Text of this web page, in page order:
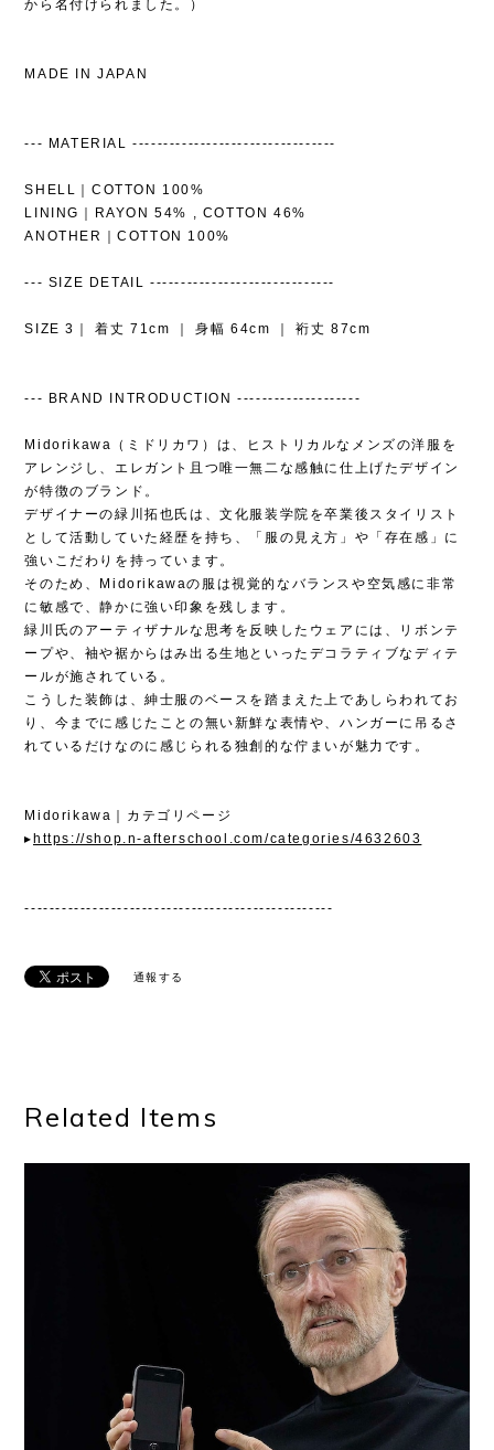
から名付けられました。）
MADE IN JAPAN
--- MATERIAL ---------------------------------
SHELL｜COTTON 100%
LINING｜RAYON 54% , COTTON 46%
ANOTHER｜COTTON 100%
--- SIZE DETAIL ------------------------------
SIZE 3｜ 着丈 71cm ｜ 身幅 64cm ｜ 裄丈 87cm
--- BRAND INTRODUCTION --------------------
Midorikawa（ミドリカワ）は、ヒストリカルなメンズの洋服を
アレンジし、エレガント且つ唯一無二な感触に仕上げたデザイン
が特徴のブランド。
デザイナーの緑川拓也氏は、文化服装学院を卒業後スタイリスト
として活動していた経歴を持ち、「服の見え方」や「存在感」に
強いこだわりを持っています。
そのため、Midorikawaの服は視覚的なバランスや空気感に非常
に敏感で、静かに強い印象を残します。
緑川氏のアーティザナルな思考を反映したウェアには、リボンテ
ープや、袖や裾からはみ出る生地といったデコラティブなディテ
ールが施されている。
こうした装飾は、紳士服のベースを踏まえた上であしらわれてお
り、今までに感じたことの無い新鮮な表情や、ハンガーに吊るさ
れているだけなのに感じられる独創的な佇まいが魅力です。
Midorikawa｜カテゴリページ
▸ https://shop.n-afterschool.com/categories/4632603
--------------------------------------------------
通報する
Related Items